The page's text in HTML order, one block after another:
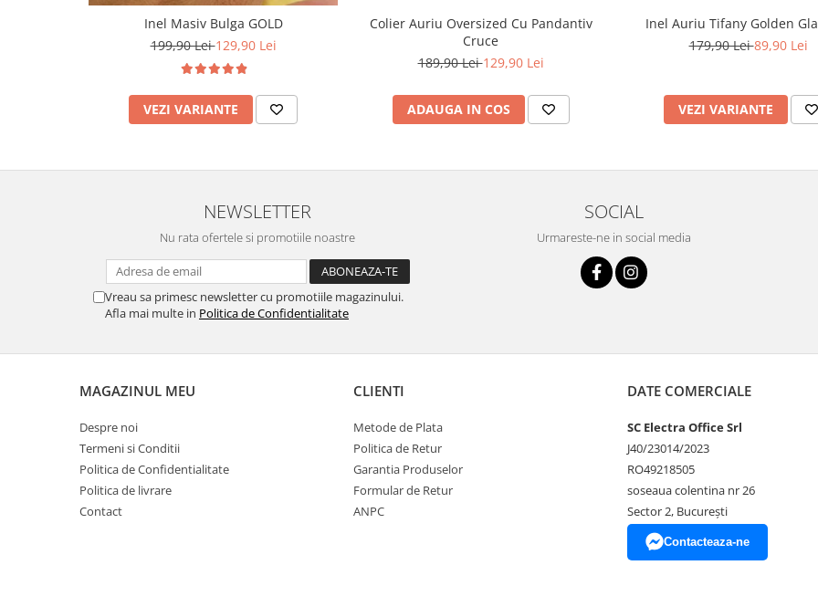
Inel Masiv Bulga GOLD
199,90 Lei129,90 Lei
VEZI VARIANTE
Colier Auriu Oversized Cu Pandantiv
Cruce
189,90 Lei129,90 Lei
ADAUGA IN COS
Inel Auriu Tifany Golden
179,90 Lei89,90 Lei
VEZI VARIANTE
NEWSLETTER
Nu rata ofertele si promotiile noastre
Vreau sa primesc newsletter cu promotiile magazinului.
Afla mai multe in Politica de Confidentialitate
SOCIAL
Urmareste-ne in social media
MAGAZINUL MEU
Despre noi
Termeni si Conditii
Politica de Confidentialitate
Politica de livrare
Contact
CLIENTI
Metode de Plata
Politica de Retur
Garantia Produselor
Formular de Retur
ANPC
DATE COMERCIALE
SC Electra Office Srl
J40/23014/2023
RO49218505
soseaua colentina nr 26
Sector 2, București
Contacteaza-ne